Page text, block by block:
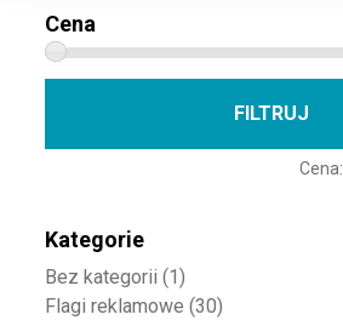
Cena
FILTRUJ
Cena:
Kategorie
Bez kategorii (1)
Flagi reklamowe (30)